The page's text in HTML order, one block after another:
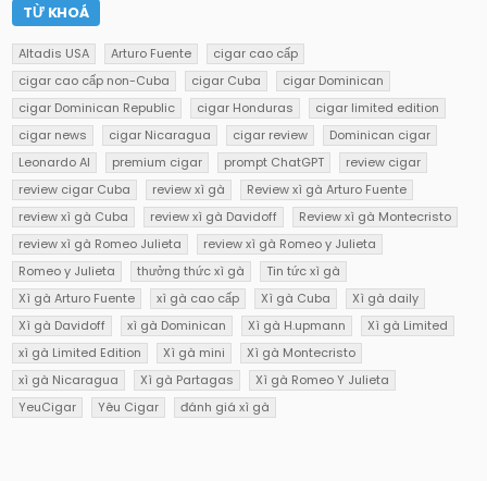
TỪ KHOÁ
Altadis USA Arturo Fuente
cigar cao cấp
cigar cao cấp non-Cuba
cigar Cuba
cigar Dominican
cigar Dominican Republic
cigar Honduras
cigar limited edition
cigar news
cigar Nicaragua cigar review
Dominican cigar
Leonardo AI
premium cigar prompt ChatGPT
review cigar
review cigar Cuba
review xì gà
Review xì gà Arturo Fuente
review xì gà Cuba
review xì gà Davidoff
Review xì gà Montecristo
review xì gà Romeo Julieta
review xì gà Romeo y Julieta
Romeo y Julieta
thưởng thức xì gà
Tin tức xì gà
Xì gà Arturo Fuente
xì gà cao cấp Xì gà Cuba
Xì gà daily
Xì gà Davidoff
xì gà Dominican Xì gà H.upmann
Xì gà Limited
xì gà Limited Edition
Xì gà mini
Xì gà Montecristo
xì gà Nicaragua
Xì gà Partagas
Xì gà Romeo Y Julieta
YeuCigar
Yêu Cigar đánh giá xì gà